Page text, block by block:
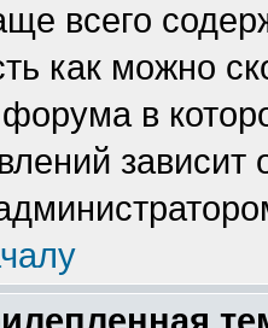
всего
как можно
в
зависит